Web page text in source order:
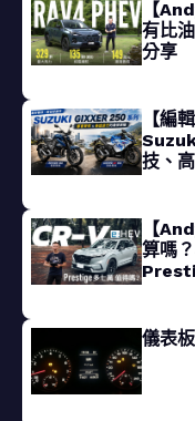
【
有比
分享
【編
技、
【
算嗎
儀表